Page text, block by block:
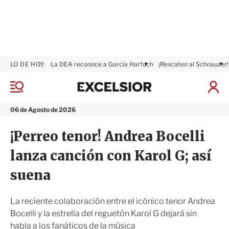
M
n
06 de Agosto de 2026
LO DE HOY: La DEA reconoce a García Harfuch ¡Rescaten al Schnauzer!
I
ó
x
i
r
¡Perreo tenor! Andrea Bocelli
lanza canción con Karol G; así
suena
La reciente colaboración entre el icónico tenor Andrea
Bocelli y la estrella del reguetón Karol G dejará sin
habla a los fanáticos de la música